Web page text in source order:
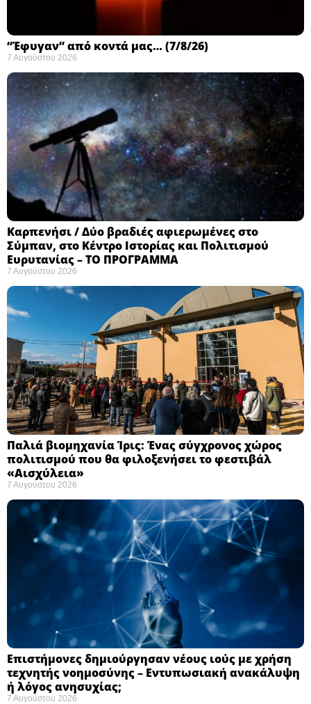
“Έφυγαν” από κοντά μας… (7/8/26)
7 Αυγούστου 2026
Καρπενήσι / Δύο βραδιές αφιερωμένες στο
Σύμπαν, στο Κέντρο Ιστορίας και Πολιτισμού
Ευρυτανίας – ΤΟ ΠΡΟΓΡΑΜΜΑ
7 Αυγούστου 2026
Παλιά βιομηχανία Ίρις: Ένας σύγχρονος χώρος
πολιτισμού που θα φιλοξενήσει το φεστιβάλ
«Αισχύλεια» ​
7 Αυγούστου 2026
Επιστήμονες δημιούργησαν νέους ιούς με χρήση
τεχνητής νοημοσύνης – Εντυπωσιακή ανακάλυψη
ή λόγος ανησυχίας; ​
7 Αυγούστου 2026